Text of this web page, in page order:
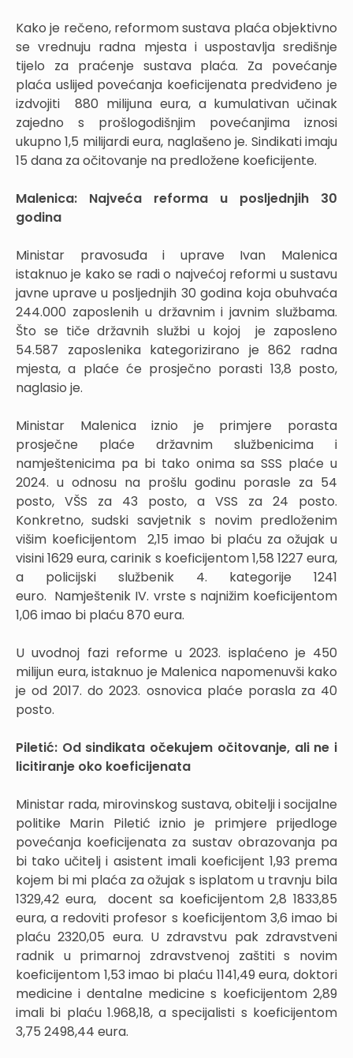
Kako je rečeno, reformom sustava plaća objektivno
se vrednuju radna mjesta i uspostavlja središnje
tijelo za praćenje sustava plaća. Za povećanje
plaća uslijed povećanja koeficijenata predviđeno je
izdvojiti 880 milijuna eura, a kumulativan učinak
zajedno s prošlogodišnjim povećanjima iznosi
ukupno 1,5 milijardi eura, naglašeno je. Sindikati imaju
15 dana za očitovanje na predložene koeficijente.
Malenica: Najveća reforma u posljednjih 30
godina
Ministar pravosuđa i uprave Ivan Malenica
istaknuo je kako se radi o najvećoj reformi u sustavu
javne uprave u posljednjih 30 godina koja obuhvaća
244.000 zaposlenih u državnim i javnim službama.
Što se tiče državnih službi u kojoj je zaposleno
54.587 zaposlenika kategorizirano je 862 radna
mjesta, a plaće će prosječno porasti 13,8 posto,
naglasio je.
Ministar Malenica iznio je primjere porasta
prosječne plaće državnim službenicima i
namještenicima pa bi tako onima sa SSS plaće u
2024. u odnosu na prošlu godinu porasle za 54
posto, VŠS za 43 posto, a VSS za 24 posto.
Konkretno, sudski savjetnik s novim predloženim
višim koeficijentom 2,15 imao bi plaću za ožujak u
visini 1629 eura, carinik s koeficijentom 1,58 1227 eura,
a policijski službenik 4. kategorije 1241
euro. Namještenik IV. vrste s najnižim koeficijentom
1,06 imao bi plaću 870 eura.
U uvodnoj fazi reforme u 2023. isplaćeno je 450
milijun eura, istaknuo je Malenica napomenuvši kako
je od 2017. do 2023. osnovica plaće porasla za 40
posto.
Piletić: Od sindikata očekujem očitovanje, ali ne i
licitiranje oko koeficijenata
Ministar rada, mirovinskog sustava, obitelji i socijalne
politike Marin Piletić iznio je primjere prijedloge
povećanja koeficijenata za sustav obrazovanja pa
bi tako učitelj i asistent imali koeficijent 1,93 prema
kojem bi mi plaća za ožujak s isplatom u travnju bila
1329,42 eura, docent sa koeficijentom 2,8 1833,85
eura, a redoviti profesor s koeficijentom 3,6 imao bi
plaću 2320,05 eura. U zdravstvu pak zdravstveni
radnik u primarnoj zdravstvenoj zaštiti s novim
koeficijentom 1,53 imao bi plaću 1141,49 eura, doktori
medicine i dentalne medicine s koeficijentom 2,89
imali bi plaću 1.968,18, a specijalisti s koeficijentom
3,75 2498,44 eura.